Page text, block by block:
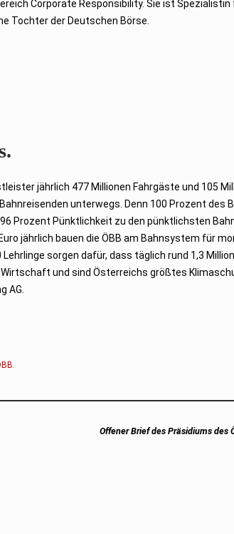
Corporate Responsibility. Sie ist Spezialistin
Tochter der Deutschen Börse.
jährlich 477 Millionen Fahrgäste und 105
unterwegs. Denn 100 Prozent des
Prozent Pünktlichkeit zu den pünktlichsten
jährlich bauen die ÖBB am Bahnsystem für
sorgen dafür, dass täglich rund 1,3
und sind Österreichs größtes
AG.
Next
Offener Brief des Präsidiums des